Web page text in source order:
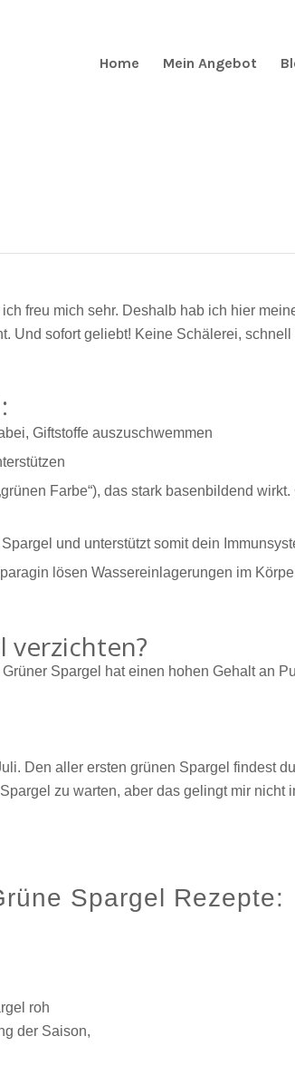
Home Mein Angebot
freu mich sehr. Deshalb hab ich hier
Und sofort geliebt! Keine Schälerei,
Giftstoffe auszuschwemmen
Farbe“), das stark basenbildend
und unterstützt somit dein
lösen Wassereinlagerungen im
verzichten?
Spargel hat einen hohen Gehalt an
Den aller ersten grünen Spargel findest
zu warten, aber das gelingt mir nicht
Spargel Rezepte:
roh
der Saison,